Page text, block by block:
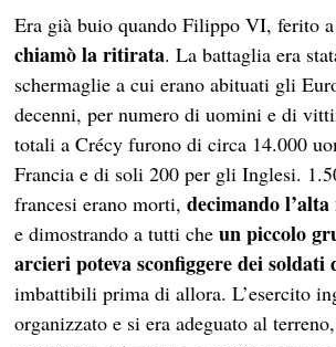
Era già buio quando Filippo VI, ferito
chiamò la ritirata. La battaglia era
schermaglie a cui erano abituati gli
decenni, per numero di uomini e di
totali a Crécy furono di circa 14.000
Francia e di soli 200 per gli Inglesi.
francesi erano morti,decimando
e dimostrando a tutti cheun piccolo
arcieri poteva sconfiggere dei soldati
imbattibili prima di allora. L’esercito
organizzato e si era adeguato al